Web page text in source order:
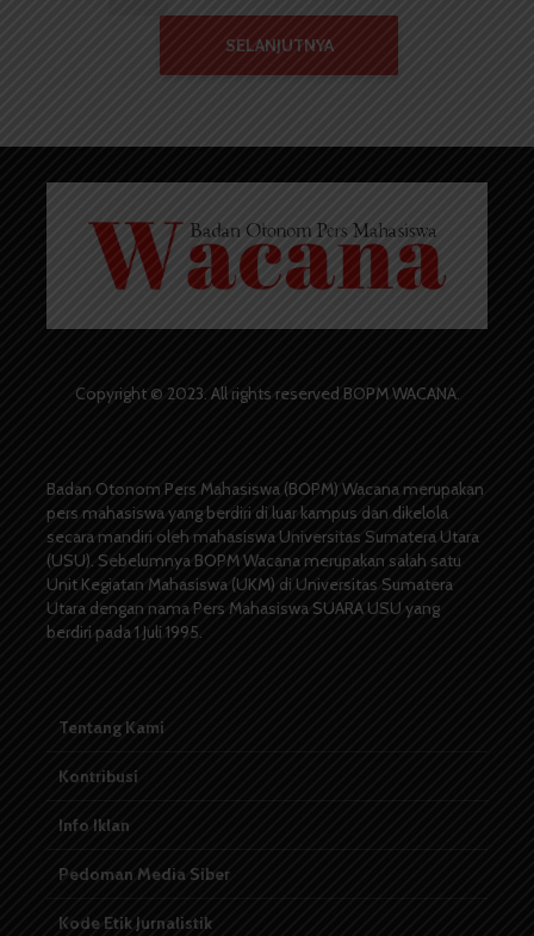
SELANJUTNYA
Copyright © 2023. All rights reserved BOPM WACANA.
Badan Otonom Pers Mahasiswa (BOPM) Wacana merupakan
pers mahasiswa yang berdiri di luar kampus dan dikelola
secara mandiri oleh mahasiswa Universitas Sumatera Utara
(USU). Sebelumnya BOPM Wacana merupakan salah satu
Unit Kegiatan Mahasiswa (UKM) di Universitas Sumatera
Utara dengan nama Pers Mahasiswa SUARA USU yang
berdiri pada 1 Juli 1995.
Tentang Kami
Kontribusi
Info Iklan
Pedoman Media Siber
Kode Etik Jurnalistik